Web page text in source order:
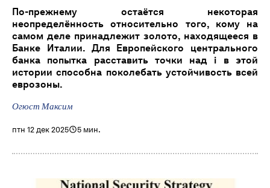
По-прежнему остаётся некоторая
неопределённость относительно того, кому на
самом деле принадлежит золото, находящееся в
Банке Италии. Для Европейского центрального
банка попытка расставить точки над i в этой
истории способна поколебать устойчивость всей
еврозоны.
Огюст Максим
птн 12 дек 2025 5 мин.